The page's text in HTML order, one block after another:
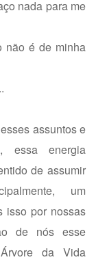
nada para me
não é de minha
assuntos e
essa energia
de assumir
um
isso por nossas
de nós esse
da Vida